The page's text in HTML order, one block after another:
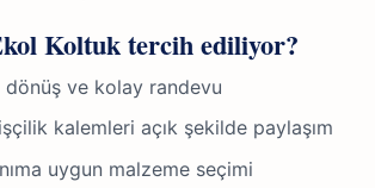
Koltuk tercih ediliyor?
dönüş ve kolay randevu
kalemleri açık şekilde paylaşım
uygun malzeme seçimi